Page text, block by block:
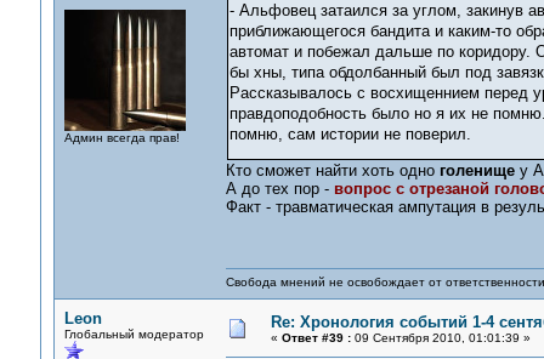
Админ всегда прав!
- Альфовец затаился за углом, закинув
приближающегося бандита и каким-то
автомат и побежал дальше по коридору.
бы хны, типа обдолбанный был под
Рассказывалось с восхищеннием перед
правдоподобность было но я их не
помню, сам истории не поверил.
Кто сможет найти хоть одно голенищеу
А до тех пор - вопрос с отрезаной
Факт - травматическая ампутация в
Свобода мнений не освобождает от
Leon
Глобальный модератор
Re: Хронология событий 1-4
« Ответ #39 :09 Сентября 2010, 01:01:39 »